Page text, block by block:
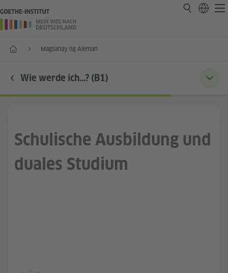
Home Magsanay ng Aleman
Wie werde ich…? (B1)
Schulische Ausbildung und
duales Studium